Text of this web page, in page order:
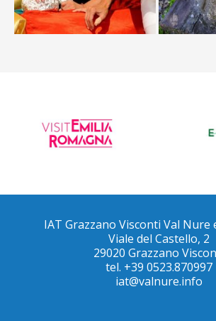
IAT Grazzano Visconti Val Nure
Viale del Castello, 2
29020 Grazzano
tel. +39 0523.870997
iat@valnure.info